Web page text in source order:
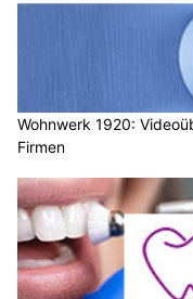
Wohnwerk 1920:
Firmen